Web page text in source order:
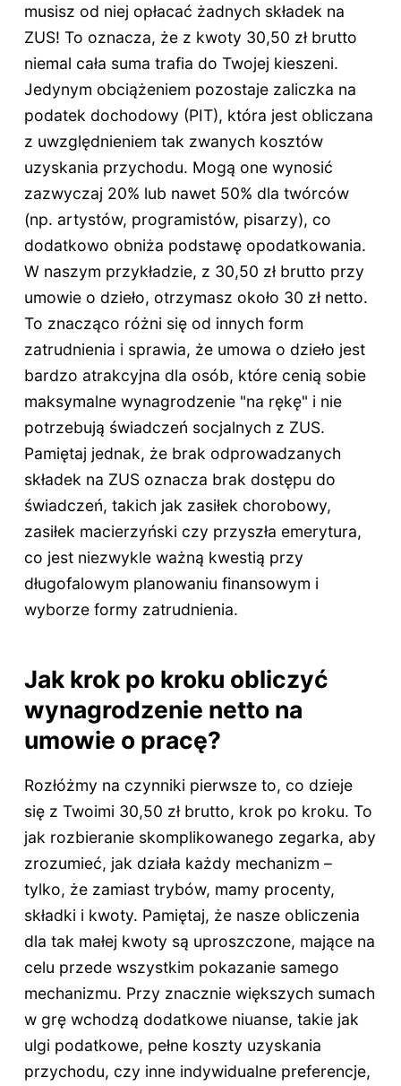
musisz od niej opłacać żadnych składek na
ZUS! To oznacza, że z kwoty 30,50 zł brutto
niemal cała suma trafia do Twojej kieszeni.
Jedynym obciążeniem pozostaje zaliczka na
podatek dochodowy (PIT), która jest obliczana
z uwzględnieniem tak zwanych kosztów
uzyskania przychodu. Mogą one wynosić
zazwyczaj 20% lub nawet 50% dla twórców
(np. artystów, programistów, pisarzy), co
dodatkowo obniża podstawę opodatkowania.
W naszym przykładzie, z 30,50 zł brutto przy
umowie o dzieło, otrzymasz około 30 zł netto.
To znacząco różni się od innych form
zatrudnienia i sprawia, że umowa o dzieło jest
bardzo atrakcyjna dla osób, które cenią sobie
maksymalne wynagrodzenie "na rękę" i nie
potrzebują świadczeń socjalnych z ZUS.
Pamiętaj jednak, że brak odprowadzanych
składek na ZUS oznacza brak dostępu do
świadczeń, takich jak zasiłek chorobowy,
zasiłek macierzyński czy przyszła emerytura,
co jest niezwykle ważną kwestią przy
długofalowym planowaniu finansowym i
wyborze formy zatrudnienia.
Jak krok po kroku obliczyć
wynagrodzenie netto na
umowie o pracę?
Rozłóżmy na czynniki pierwsze to, co dzieje
się z Twoimi 30,50 zł brutto, krok po kroku. To
jak rozbieranie skomplikowanego zegarka, aby
zrozumieć, jak działa każdy mechanizm –
tylko, że zamiast trybów, mamy procenty,
składki i kwoty. Pamiętaj, że nasze obliczenia
dla tak małej kwoty są uproszczone, mające na
celu przede wszystkim pokazanie samego
mechanizmu. Przy znacznie większych sumach
w grę wchodzą dodatkowe niuanse, takie jak
ulgi podatkowe, pełne koszty uzyskania
przychodu, czy inne indywidualne preferencje,